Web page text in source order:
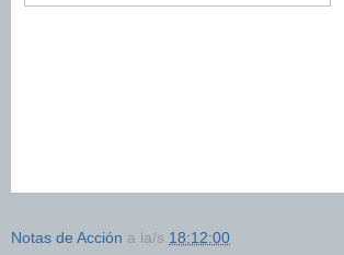
Notas de Acción a la/s 18:12:00